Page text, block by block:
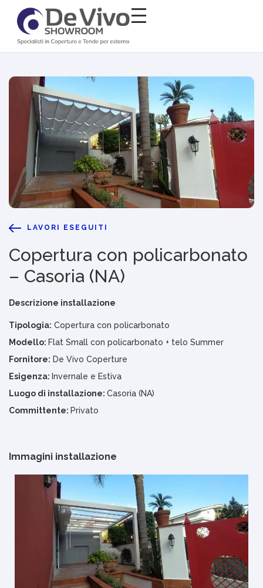
LAVORI ESEGUITI
Copertura con policarbonato
– Casoria (NA)
Descrizione installazione
Tipologia: Copertura con policarbonato
Modello: Flat Small con policarbonato + telo Summer
Fornitore: De Vivo Coperture
Esigenza: Invernale e Estiva
Luogo di installazione: Casoria (NA)
Committente: Privato
Immagini installazione